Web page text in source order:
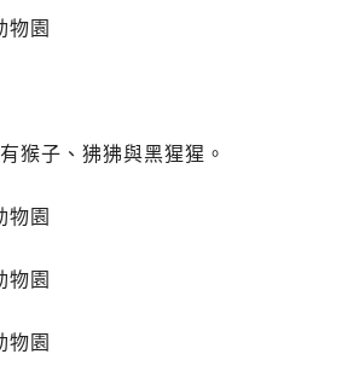
猴子、狒狒與黑猩猩。